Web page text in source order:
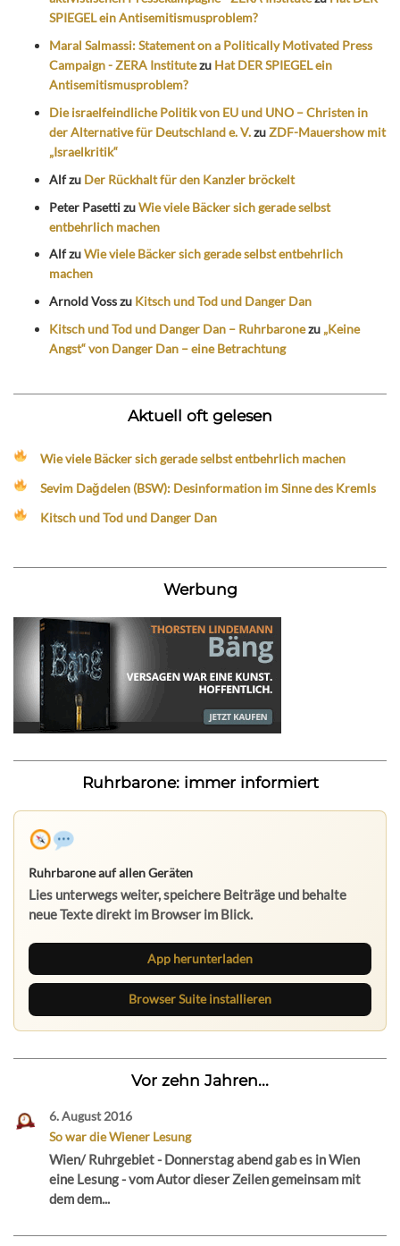
SPIEGEL ein Antisemitismusproblem?
Maral Salmassi: Statement on a Politically Motivated Press
Campaign - ZERA Institutezu Hat DER SPIEGEL ein
Antisemitismusproblem?
Die israelfeindliche Politik von EU und UNO – Christen in
der Alternative für Deutschland e. V.zuZDF-Mauershow mit
„Israelkritik“
Alfzu Der Rückhalt für den Kanzler bröckelt
Peter PasettizuWie viele Bäcker sich gerade selbst
entbehrlich machen
AlfzuWie viele Bäcker sich gerade selbst entbehrlich
machen
Arnold Vosszu Kitsch und Tod und Danger Dan
Kitsch und Tod und Danger Dan – Ruhrbaronezu „Keine
Angst“ von Danger Dan – eine Betrachtung
Aktuell oft gelesen
Wie viele Bäcker sich gerade selbst entbehrlich machen
Sevim Dağdelen (BSW): Desinformation im Sinne des Kremls
Kitsch und Tod und Danger Dan
Werbung
Ruhrbarone: immer informiert
Ruhrbarone auf allen Geräten
Lies unterwegs weiter, speichere Beiträge und behalte
neue Texte direkt im Browser im Blick.
App herunterladen
Browser Suite installieren
Vor zehn Jahren...
6. August 2016
So war die Wiener Lesung
Wien/ Ruhrgebiet - Donnerstag abend gab es in Wien
eine Lesung - vom Autor dieser Zeilen gemeinsam mit
dem dem...